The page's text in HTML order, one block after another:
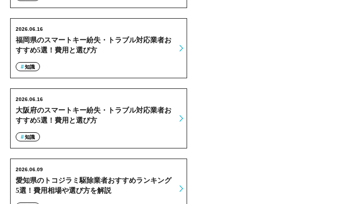
福岡県のスマートキー紛失・トラブル対応業者お
すすめ5選！費用と選び方
2026.06.16
知識
大阪府のスマートキー紛失・トラブル対応業者お
すすめ5選！費用と選び方
2026.06.16
知識
愛知県のトコジラミ駆除業者おすすめランキング
5選！費用相場や選び方を解説
2026.06.09